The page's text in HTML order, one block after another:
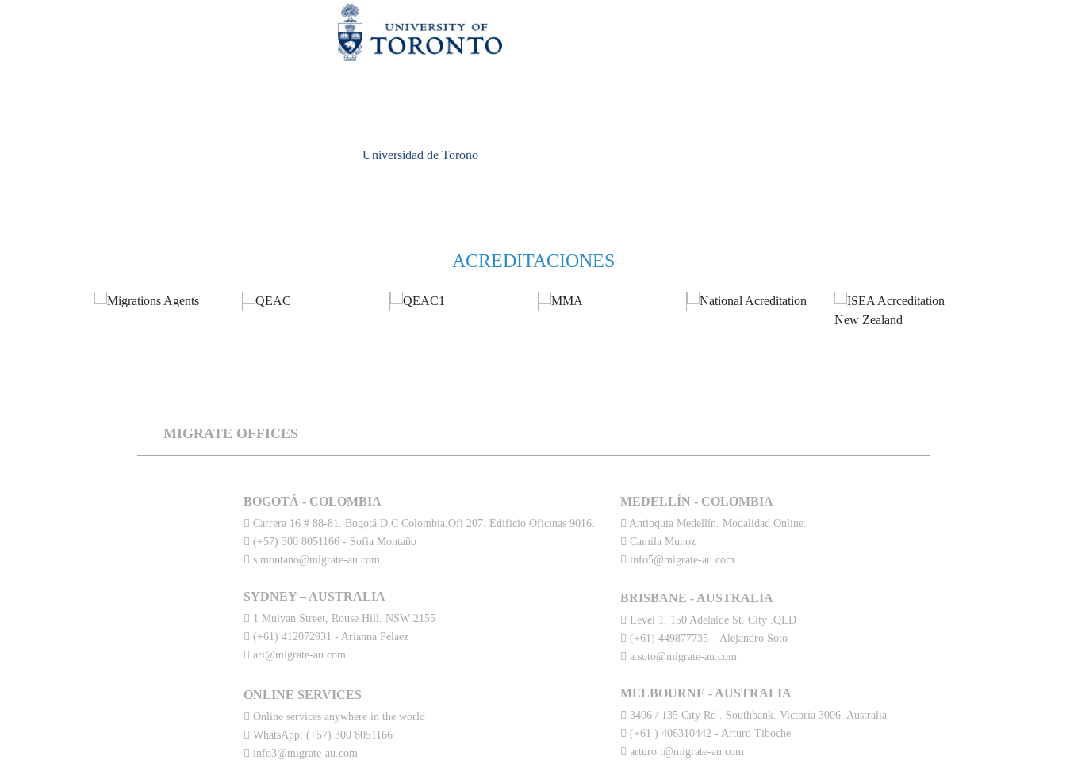
Universidad de Torono
ACREDITACIONES
MIGRATE OFFICES
BOGOTÁ - COLOMBIA
Carrera 16 # 88-81. Bogotá D.C Colombia.Ofi 207. Edificio Oficinas 9016.
(+57) 300 8051166 - Sofia Montaño
s.montano@migrate-au.com
SYDNEY – AUSTRALIA
1 Mulyan Street, Rouse Hill. NSW 2155
(+61) 412072931 - Arianna Pelaez
ari@migrate-au.com
MEDELLÍN - COLOMBIA
Antioquia Medellín. Modalidad Online.
Camila Munoz
info5@migrate-au.com
BRISBANE - AUSTRALIA
Level 1, 150 Adelaide St. City .QLD
(+61) 449877735 – Alejandro Soto
a.soto@migrate-au.com
MELBOURNE - AUSTRALIA
3406 / 135 City Rd . Southbank. Victoria 3006. Australia
(+61 ) 406310442 - Arturo Tiboche
arturo.t@migrate-au.com
ONLINE SERVICES
Online services anywhere in the world
WhatsApp: (+57) 300 8051166
info3@migrate-au.com